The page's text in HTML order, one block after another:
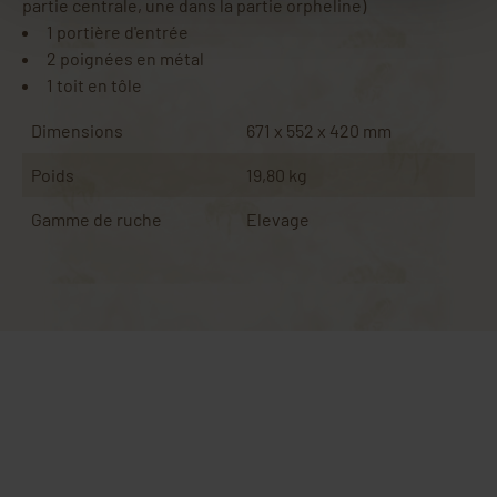
partie centrale, une dans la partie orpheline)
1 portière d'entrée
2 poignées en métal
1 toit en tôle
Dimensions 671 x 552 x 420 mm
Poids 19,80 kg
Gamme de ruche Elevage